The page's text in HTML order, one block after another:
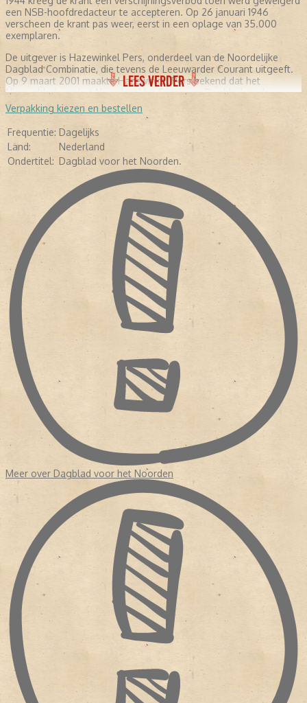
een NSB-hoofdredacteur te accepteren. Op 26 januari 1946
verscheen de krant pas weer, eerst in een oplage van 35.000
exemplaren.
De uitgever is Hazewinkel Pers, onderdeel van de Noordelijke
Dagblad Combinatie, die tevens de Leeuwarder Courant uitgeeft.
Op 9 maart 2001 maakte Hazewinkel Pers bekend dat het
Nieuwsblad van het Noorden, Het Groninger Dagblad en de
Drentse Courant worden samengevoegd tot één ochtendblad. Op
1 april 2002 verschijnt de nieuwe krant voor het eerst onder de
naam Dagblad van het Noorden
LEES VERDER
Verpakking kiezen en bestellen
Frequentie: Dagelijks
Land:
Nederland
Ondertitel: Dagblad voor het Noorden.
Meer over Dagblad voor het Noorden